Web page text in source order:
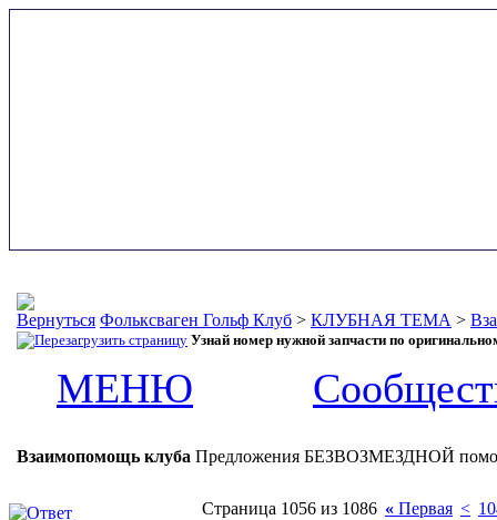
Фольксваген Гольф Клуб > КЛУБНАЯ ТЕМА >
Узнай номер нужной запчасти по
МЕНЮ
Взаимопомощь клуба Предложения БЕЗВОЗМЕЗДНОЙ
Страница 1056 из 1086 « Первая <